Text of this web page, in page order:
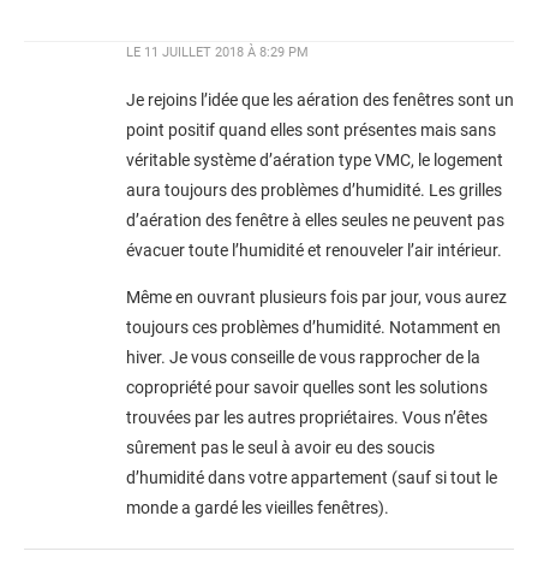
LE 11 JUILLET 2018 À 8:29 PM
Je rejoins l’idée que les aération des fenêtres sont un
point positif quand elles sont présentes mais sans
véritable système d’aération type VMC, le logement
aura toujours des problèmes d’humidité. Les grilles
d’aération des fenêtre à elles seules ne peuvent pas
évacuer toute l’humidité et renouveler l’air intérieur.
Même en ouvrant plusieurs fois par jour, vous aurez
toujours ces problèmes d’humidité. Notamment en
hiver. Je vous conseille de vous rapprocher de la
copropriété pour savoir quelles sont les solutions
trouvées par les autres propriétaires. Vous n’êtes
sûrement pas le seul à avoir eu des soucis
d’humidité dans votre appartement (sauf si tout le
monde a gardé les vieilles fenêtres).